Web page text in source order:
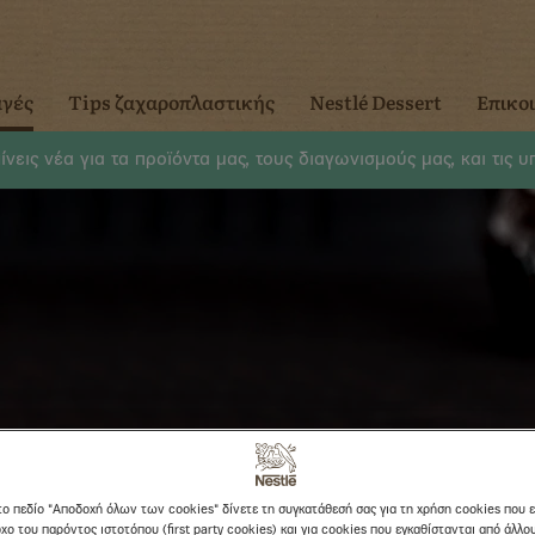
νέα για τα προϊόντα μας, τους διαγωνισμούς μας, και τις
Tips ζαχαροπλαστικής Nestlé Dessert
πεδίο "Αποδοχή όλων των cookies" δίνετε τη συγκατάθεσή σας για τη χρήση cookies που
του παρόντος ιστοτόπου (first party cookies) και για cookies που εγκαθίστανται από